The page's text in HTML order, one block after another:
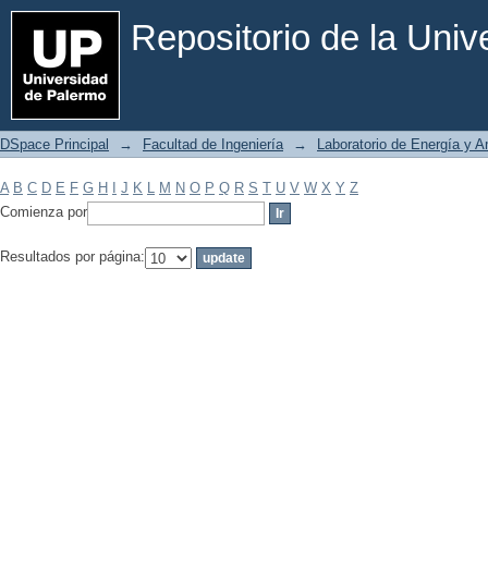
Repositorio de la
Filtrar por: Materia
DSpace Principal → Facultad de Ingeniería → Laboratorio de Energía y
A B C D E F G H J K L M N O P Q R S T U V W X Y Z
Comienza por
Resultados por página: